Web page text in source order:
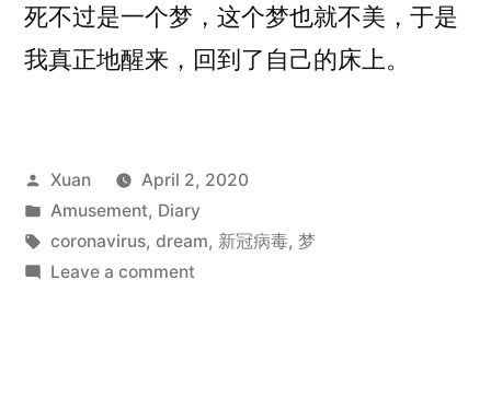
死不过是一个梦，这个梦也就不美，于是
我真正地醒来，回到了自己的床上。
Posted
by
Xuan
April 2, 2020
Posted
in
Amusement, Diary
Tags:
coronavirus, dream, 新冠病毒, 梦
Leave a commenton